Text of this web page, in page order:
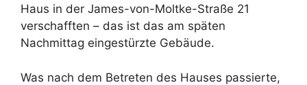
Haus in der James-von-Moltke-Straße 21
verschafften – das ist das am späten
Nachmittag eingestürzte Gebäude.
Was nach dem Betreten des Hauses passierte,